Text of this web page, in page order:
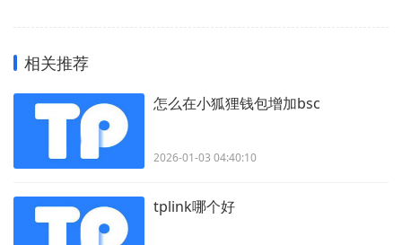
相关推荐
怎么在小狐狸钱包增加bsc
2026-01-03 04:40:10
tplink哪个好